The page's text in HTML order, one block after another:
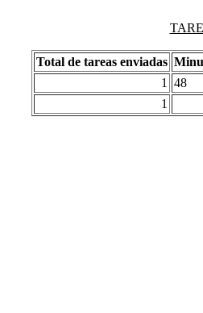
Total de tareas enviadas
1
48
1